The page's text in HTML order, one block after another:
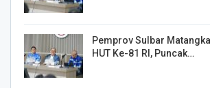
Pemprov Sulbar
HUT Ke-81 RI, Puncak…